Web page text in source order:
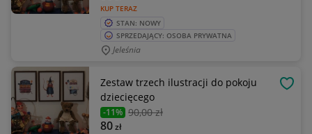
KUP TERAZ
STAN: NOWY
SPRZEDAJĄCY: OSOBA PRYWATNA
Jeleśnia
Zestaw trzech ilustracji do pokoju
dziecięcego
-11% 90,00 zł
80zł